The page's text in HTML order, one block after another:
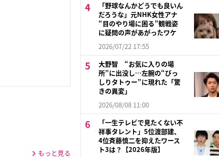
もっと見る
「野球なんかどうでも良いん
だろうな」元NHK女性アナ
“目のやり場に困る”観戦姿
に疑問の声があがったワケ
2026/07/22 17:55
大野智 “お気に入りの場
所”に出没し…左腕の“びっ
しりタトゥー”に現れた「驚
きの異変」
2026/08/08 11:00
「一生テレビで見たくない不
祥事タレント」5位渡部建、
4位斉藤慎二を抑えたワース
ト3は？【2026年版】